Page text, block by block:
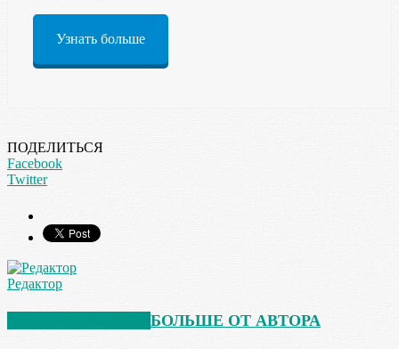
Узнать больше
ПОДЕЛИТЬСЯ
Facebook
Twitter
Редактор
БОЛЬШЕ ОТ АВТОРА